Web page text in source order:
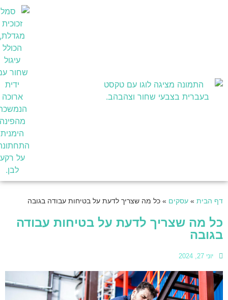
דף הבית»עסקים»כל מה שצריך לדעת על בטיחות עבודה בגובה
כל מה שצריך לדעת על בטיחות עבודה
בגובה
יוני 27, 2024